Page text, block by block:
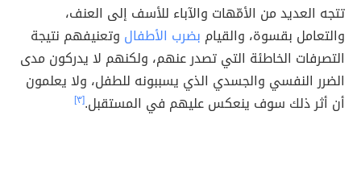
تتجه العديد من الأمّهات والآباء للأسف إلى العنف،
والتعامل بقسوة، والقيام بضرب الأطفال وتعنيفهم نتيجة
التصرفات الخاطئة التي تصدر عنهم، ولكنهم لا يدركون مدى
الضرر النفسي والجسدي الذي يسببونه للطفل، ولا يعلمون
أن أثر ذلك سوف ينعكس عليهم في المستقبل.[٣]